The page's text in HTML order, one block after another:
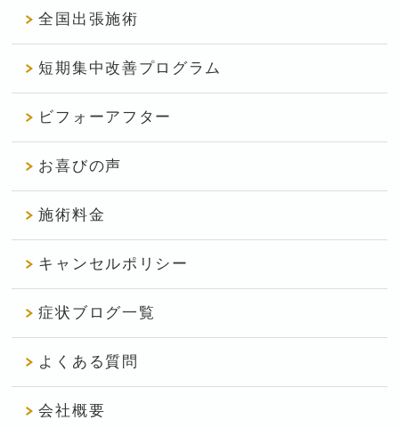
全国出張施術
短期集中改善プログラム
ビフォーアフター
お喜びの声
施術料金
キャンセルポリシー
症状ブログ一覧
よくある質問
会社概要